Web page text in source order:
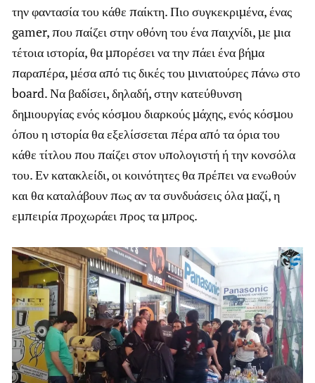
την φαντασία του κάθε παίκτη. Πιο συγκεκριμένα, ένας
gamer, που παίζει στην οθόνη του ένα παιχνίδι, με μια
τέτοια ιστορία, θα μπορέσει να την πάει ένα βήμα
παραπέρα, μέσα από τις δικές του μινιατούρες πάνω στο
board. Να βαδίσει, δηλαδή, στην κατεύθυνση
δημιουργίας ενός κόσμου διαρκούς μάχης, ενός κόσμου
όπου η ιστορία θα εξελίσσεται πέρα από τα όρια του
κάθε τίτλου που παίζει στον υπολογιστή ή την κονσόλα
του. Εν κατακλείδι, οι κοινότητες θα πρέπει να ενωθούν
και θα καταλάβουν πως αν τα συνδυάσεις όλα μαζί, η
εμπειρία προχωράει προς τα μπρος.